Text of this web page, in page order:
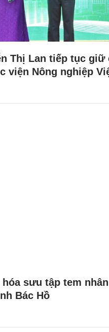
Thị Lan tiếp tục giữ
viện Nông nghiệp
sưu tập tem
Bác Hồ